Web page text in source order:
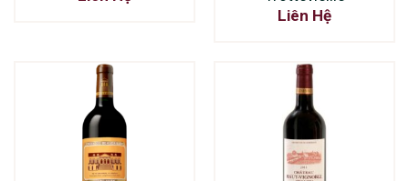
Liên Hệ